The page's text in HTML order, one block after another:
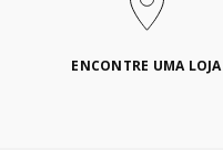
ENCONTRE UMA LOJA